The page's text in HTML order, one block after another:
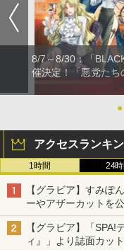
8/7～8/30：「
催決定！「悪党たち
●
アクセスランキ
1時間 24
【グラビア】すみぽ
ーやアザーカットを公
タイトルは「offcourt
【グラビア】「
ィ』」より誌面カッ